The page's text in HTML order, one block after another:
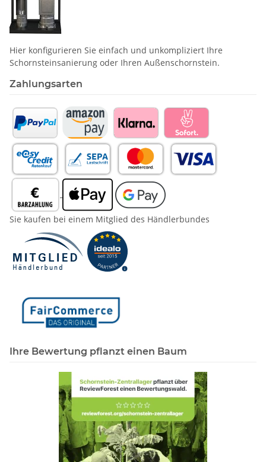
Hier konfigurieren Sie einfach und unkompliziert Ihre
Schornstein­sanierung oder Ihren Außenschornstein.
Zahlungsarten
Sie kaufen bei einem Mitglied des Händlerbundes
Ihre Bewertung pflanzt einen Baum